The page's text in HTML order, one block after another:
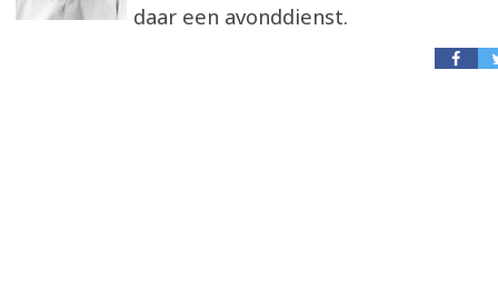
daar een avonddienst.